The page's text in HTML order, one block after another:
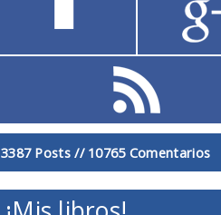
3387 Posts // 10765 Comentarios